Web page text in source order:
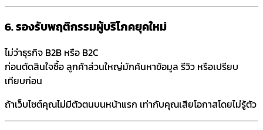
6. รองรับพฤติกรรมผู้บริโภคยุคใหม่
ไม่ว่าธุรกิจ B2B หรือ B2C
ก่อนตัดสินใจซื้อ ลูกค้าส่วนใหญ่มักค้นหาข้อมูล รีวิว หรือเปรียบ
เทียบก่อน
ถ้าเว็บไซต์คุณไม่มีตัวตนบนหน้าแรก เท่ากับคุณเสียโอกาสโดยไม่รู้ตัว